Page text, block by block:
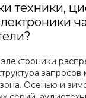
техники,
запросов
Осенью и